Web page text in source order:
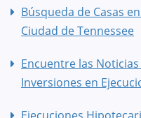
Búsqueda de Casas
Ciudad de Tennessee
Encuentre las
Inversiones en